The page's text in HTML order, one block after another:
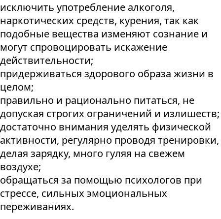
исключить употребление алкоголя,
наркотических средств, курения, так как
подобные вещества изменяют сознание и
могут спровоцировать искажение
действительности;
придерживаться здорового образа жизни в
целом;
правильно и рационально питаться, не
допуская строгих ограничений и излишеств;
достаточно внимания уделять физической
активности, регулярно проводя тренировки,
делая зарядку, много гуляя на свежем
воздухе;
обращаться за помощью психологов при
стрессе, сильных эмоциональных
переживаниях.